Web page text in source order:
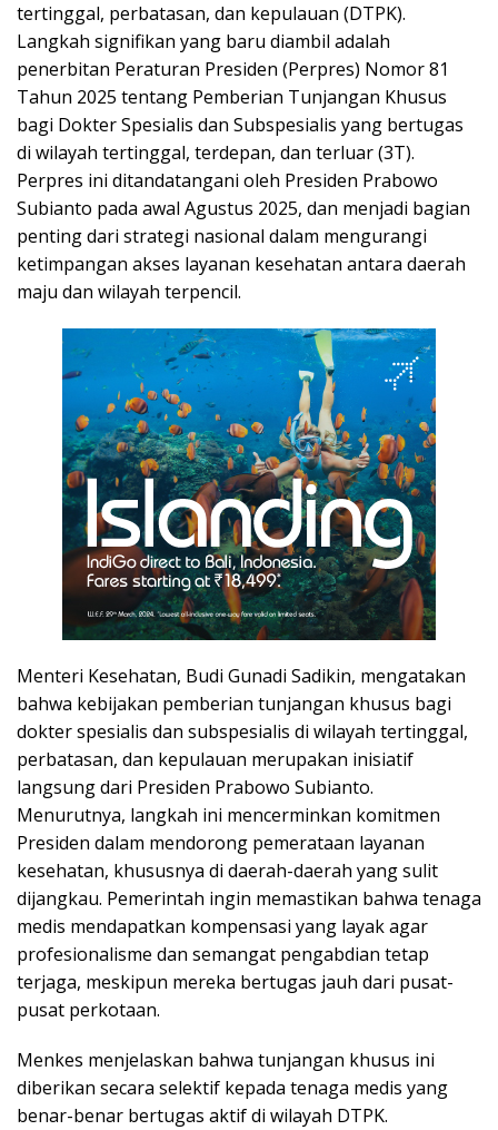
tertinggal, perbatasan, dan kepulauan (DTPK).
Langkah signifikan yang baru diambil adalah
penerbitan Peraturan Presiden (Perpres) Nomor 81
Tahun 2025 tentang Pemberian Tunjangan Khusus
bagi Dokter Spesialis dan Subspesialis yang bertugas
di wilayah tertinggal, terdepan, dan terluar (3T).
Perpres ini ditandatangani oleh Presiden Prabowo
Subianto pada awal Agustus 2025, dan menjadi bagian
penting dari strategi nasional dalam mengurangi
ketimpangan akses layanan kesehatan antara daerah
maju dan wilayah terpencil.
Menteri Kesehatan, Budi Gunadi Sadikin, mengatakan
bahwa kebijakan pemberian tunjangan khusus bagi
dokter spesialis dan subspesialis di wilayah tertinggal,
perbatasan, dan kepulauan merupakan inisiatif
langsung dari Presiden Prabowo Subianto.
Menurutnya, langkah ini mencerminkan komitmen
Presiden dalam mendorong pemerataan layanan
kesehatan, khususnya di daerah-daerah yang sulit
dijangkau. Pemerintah ingin memastikan bahwa tenaga
medis mendapatkan kompensasi yang layak agar
profesionalisme dan semangat pengabdian tetap
terjaga, meskipun mereka bertugas jauh dari pusat-
pusat perkotaan.
Menkes menjelaskan bahwa tunjangan khusus ini
diberikan secara selektif kepada tenaga medis yang
benar-benar bertugas aktif di wilayah DTPK.